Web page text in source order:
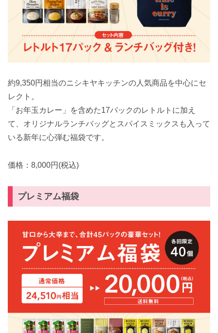
約9,350円相当のニシキヤキッチンの人気商品を中心にセ
レクト。
「お年玉カレー」を含めた17パックのレトルトに加え
て、オリジナルランチバッグとスパイスミックスも入って
いる新年に心弾む福袋です。
価格：8,000円(税込)
プレミアム福袋